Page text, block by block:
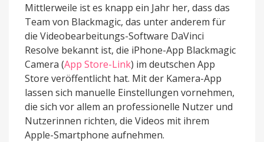
Mittlerweile ist es knapp ein Jahr her, dass das
Team von Blackmagic, das unter anderem für
die Videobearbeitungs-Software DaVinci
Resolve bekannt ist, die iPhone-App Blackmagic
Camera (App Store-Link) im deutschen App
Store veröffentlicht hat. Mit der Kamera-App
lassen sich manuelle Einstellungen vornehmen,
die sich vor allem an professionelle Nutzer und
Nutzerinnen richten, die Videos mit ihrem
Apple-Smartphone aufnehmen.